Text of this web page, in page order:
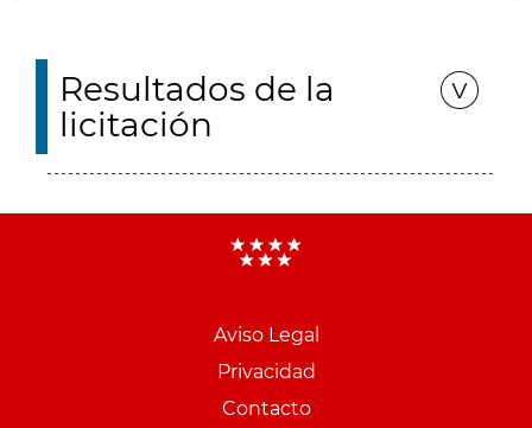
Resultados de la
licitación
Aviso Legal
Privacidad
Contacto